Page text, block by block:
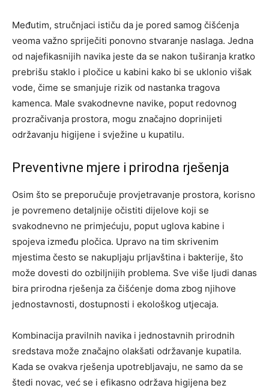
Međutim, stručnjaci ističu da je pored samog čišćenja
veoma važno spriječiti ponovno stvaranje naslaga. Jedna
od najefikasnijih navika jeste da se nakon tuširanja kratko
prebrišu staklo i pločice u kabini kako bi se uklonio višak
vode, čime se smanjuje rizik od nastanka tragova
kamenca. Male svakodnevne navike, poput redovnog
prozračivanja prostora, mogu značajno doprinijeti
održavanju higijene i svježine u kupatilu.
Preventivne mjere i prirodna rješenja
Osim što se preporučuje provjetravanje prostora, korisno
je povremeno detaljnije očistiti dijelove koji se
svakodnevno ne primjećuju, poput uglova kabine i
spojeva između pločica. Upravo na tim skrivenim
mjestima često se nakupljaju prljavština i bakterije, što
može dovesti do ozbiljnijih problema. Sve više ljudi danas
bira prirodna rješenja za čišćenje doma zbog njihove
jednostavnosti, dostupnosti i ekološkog utjecaja.
Kombinacija pravilnih navika i jednostavnih prirodnih
sredstava može značajno olakšati održavanje kupatila.
Kada se ovakva rješenja upotrebljavaju, ne samo da se
štedi novac, već se i efikasno održava higijena bez